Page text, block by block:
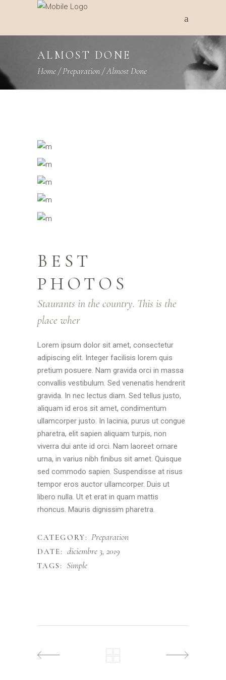
ALMOST DONE
Home/Preparation/Almost Done
BEST
PHOTOS
Staurants in the country. This is the
place wher
Lorem ipsum dolor sit amet, consectetur
adipiscing elit. Integer facilisis lorem quis
pretium posuere. Nam gravida orci in massa
convallis vestibulum. Sed venenatis hendrerit
gravida. In nec lectus diam. Sed tellus justo,
aliquam id eros sit amet, condimentum
ullamcorper justo. In lacinia, purus ut congue
pharetra, elit sapien aliquam turpis, non
viverra dui ante id orci. Nam laoreet ornare
urna, in varius nibh finibus sit amet. Quisque
sed commodo sapien. Suspendisse at risus
tempor eros auctor ullamcorper. Duis ut
libero nulla. Ut et erat in quam mattis
rhoncus. Mauris dignissim pharetra.
CATEGORY: Preparation
DATE: diciembre 3, 2019
TAGS: Simple